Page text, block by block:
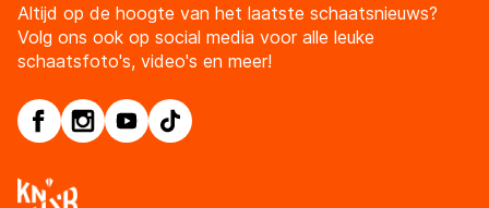
Altijd op de hoogte van het laatste schaatsnieuws?
Volg ons ook op social media voor alle leuke
schaatsfoto's, video's en meer!